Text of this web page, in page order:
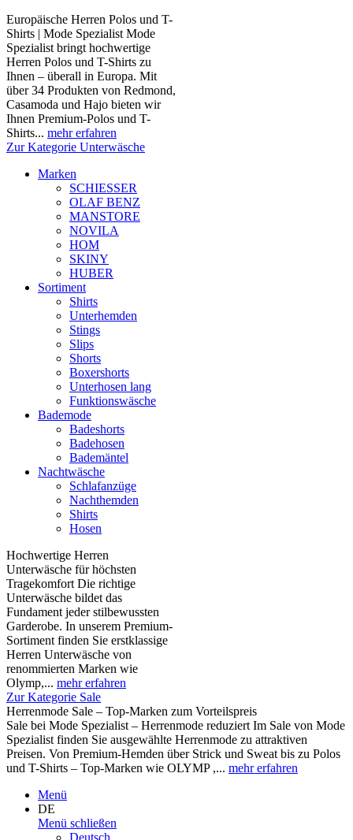
Europäische Herren Polos und T-
Shirts | Mode Spezialist Mode
Spezialist bringt hochwertige
Herren Polos und T-Shirts zu
Ihnen – überall in Europa. Mit
über 34 Produkten von Redmond,
Casamoda und Hajo bieten wir
Ihnen Premium-Polos und T-
Shirts... mehr erfahren
Zur Kategorie Unterwäsche
Marken
SCHIESSER
OLAF BENZ
MANSTORE
NOVILA
HOM
SKINY
HUBER
Sortiment
Shirts
Unterhemden
Stings
Slips
Shorts
Boxershorts
Unterhosen lang
Funktionswäsche
Bademode
Badeshorts
Badehosen
Bademäntel
Nachtwäsche
Schlafanzüge
Nachthemden
Shirts
Hosen
Hochwertige Herren
Unterwäsche für höchsten
Tragekomfort Die richtige
Unterwäsche bildet das
Fundament jeder stilbewussten
Garderobe. In unserem Premium-
Sortiment finden Sie erstklassige
Herren Unterwäsche von
renommierten Marken wie
Olymp,... mehr erfahren
Zur Kategorie Sale
Herrenmode Sale – Top-Marken zum Vorteilspreis
Sale bei Mode Spezialist – Herrenmode reduziert Im Sale von Mode
Spezialist finden Sie ausgewählte Herrenmode zu attraktiven
Preisen. Von Premium-Hemden über Strick und Sweat bis zu Polos
und T-Shirts – Top-Marken wie OLYMP ,... mehr erfahren
Menü
DE
Menü schließen
Deutsch